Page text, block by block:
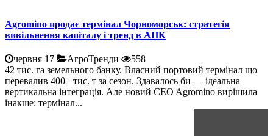
Agromino продає термінал Чорноморськ: стратегія
вивільнення капіталу і тренд в АПК
червня 17 АгроТренди
558
42 тис. га земельного банку. Власний портовий термінал що
перевалив 400+ тис. т за сезон. Здавалось би — ідеальна
вертикальна інтеграція. Але новий CEO Agromino вирішила
інакше: термінал...